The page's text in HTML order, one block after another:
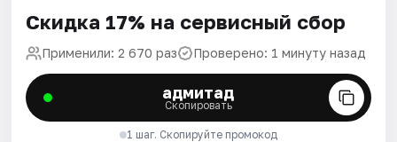
Скидка 17% на сервисный сбор
Применили: 2 670 раз Проверено: 1 минуту назад
адмитад
Скопировать
1 шаг. Скопируйте промокод